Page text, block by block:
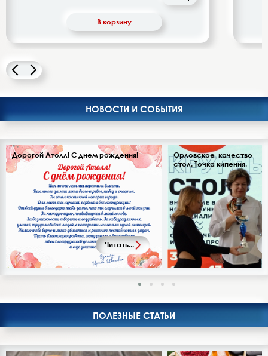
Овощи-фрукты
Корма для животных
Сопутствующие товары
В корзину
НОВОСТИ И СОБЫТИЯ
Дорогой Атолл! С днем рождения!
Читать...
Орловское качество -
стол. Точка кипения.
ПОЛЕЗНЫЕ СТАТЬИ